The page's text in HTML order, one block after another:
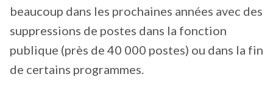
beaucoup dans les prochaines années avec des
suppressions de postes dans la fonction
publique (près de 40 000 postes) ou dans la fin
de certains programmes.